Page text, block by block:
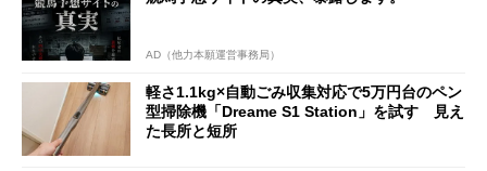
AD（他力本願運営事務局）
軽さ1.1kg×自動ごみ収集対応で5万円台のペン
型掃除機「Dreame S1 Station」を試す 見え
た長所と短所